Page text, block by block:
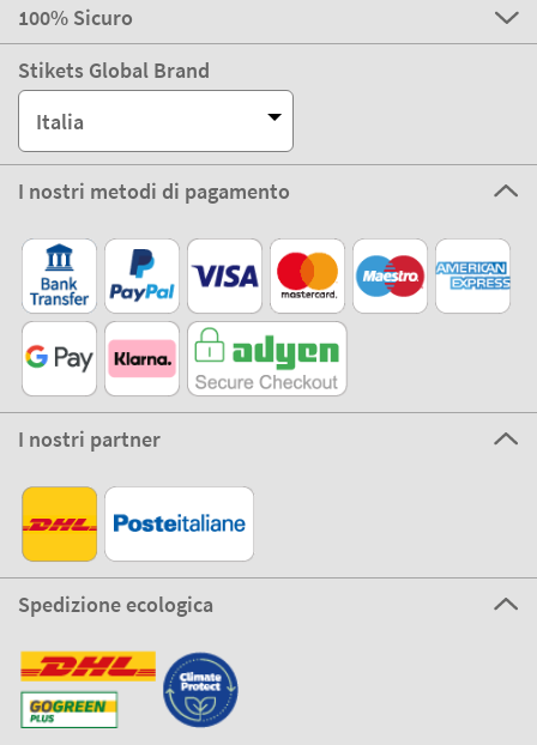
100% Sicuro
Stikets Global Brand
Italia
I nostri metodi di pagamento
I nostri partner
Spedizione ecologica